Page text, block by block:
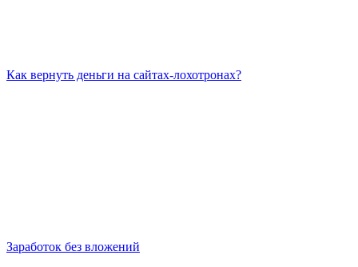
Как вернуть деньги на сайтах-лохотронах?
Заработок без вложений